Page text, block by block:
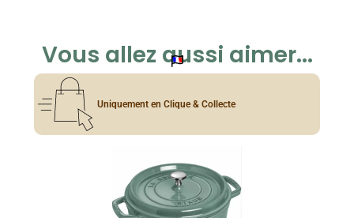
Vous allez aussi aimer...
Uniquement en Clique & Collecte